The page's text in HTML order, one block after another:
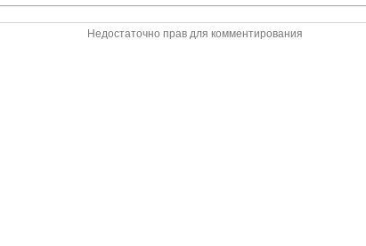
Недостаточно прав для комментирования